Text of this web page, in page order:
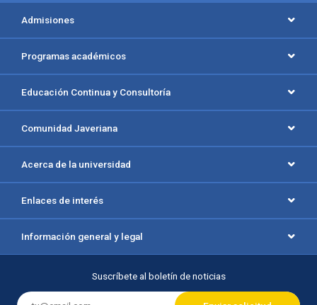
Menú principal del footer
Admisiones
Programas académicos
Educación Continua y Consultoría
Comunidad Javeriana
Acerca de la universidad
Enlaces de interés
Información general y legal
Suscríbete al boletín de noticias